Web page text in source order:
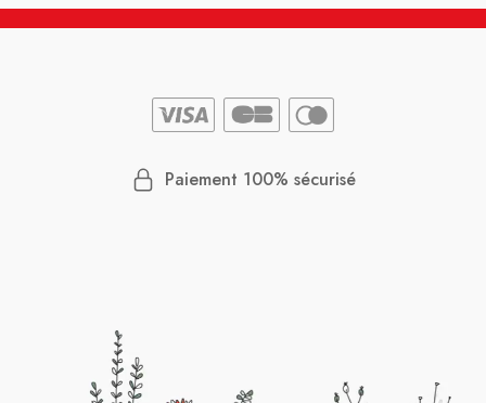
Paiement 100% sécurisé